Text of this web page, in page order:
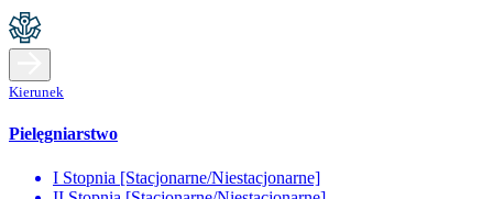
Kierunek
Pielęgniarstwo
I Stopnia [Stacjonarne/Niestacjonarne]